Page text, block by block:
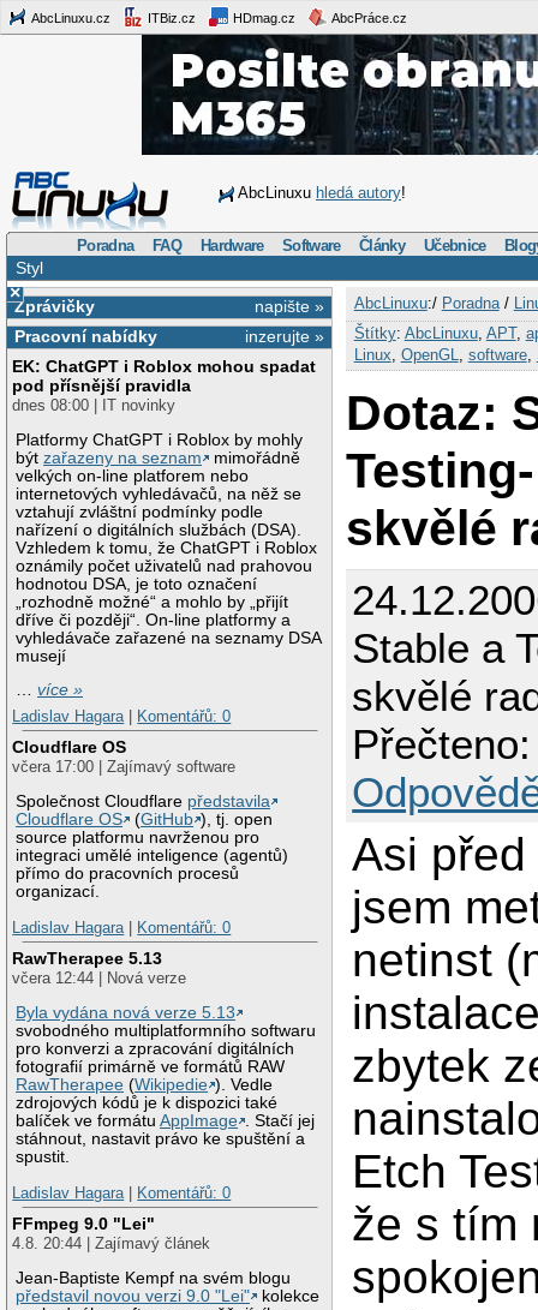
AbcLinuxu.cz ITBiz.cz HDmag.cz AbcPráce.cz
AbcLinuxu hledá autory!
Poradna FAQ Hardware Software Články Učebnice
Styl
×
napište »
Zprávičky
inzerujte »
Pracovní nabídky
EK: ChatGPT i Roblox mohou spadat
pod přísnější pravidla
dnes 08:00 | IT novinky
Platformy ChatGPT i Roblox by mohly
býtzařazeny na seznam
mimořádně
velkých on-line platforem nebo
internetových vyhledávačů, na něž se
vztahují zvláštní podmínky podle
nařízení o digitálních službách (DSA).
Vzhledem k tomu, že ChatGPT i Roblox
oznámily počet uživatelů nad prahovou
hodnotou DSA, je toto označení
„rozhodně možné“ a mohlo by „přijít
dříve či později“. On-line platformy a
vyhledávače zařazené na seznamy DSA
musejí
…více »
Ladislav Hagara
Komentářů: 0
Cloudflare OS
včera 17:00 | Zajímavý software
Společnost Cloudflare představila
Cloudflare OS
(GitHub ), tj. open
source platformu navrženou pro
integraci umělé inteligence (agentů)
přímo do pracovních procesů
organizací.
Ladislav Hagara
Komentářů: 0
RawTherapee 5.13
včera 12:44 | Nová verze
Byla vydána nová verze 5.13
svobodného multiplatformního softwaru
pro konverzi a zpracování digitálních
fotografií primárně ve formátů RAW
RawTherapee (Wikipedie ). Vedle
zdrojových kódů je k dispozici také
balíček ve formátuAppImage . Stačí jej
stáhnout, nastavit právo ke spuštění a
spustit.
Ladislav Hagara
Komentářů: 0
FFmpeg 9.0 "Lei"
4.8. 20:44 | Zajímavý článek
Jean-Baptiste Kempf na svém blogu
představil novou verzi 9.0 "Lei"
kolekce
AbcLinuxu:/ Poradna/
Štítky: AbcLinuxu, APT,
Linux OpenGL software,
Dotaz:
skvělé
Stable a
skvělé
Asi
jsem
netinst
zbytek
Etch
že s tím